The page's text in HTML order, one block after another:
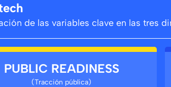
de las variables clave en las tres
PUBLIC READINESS
(Tracción pública)